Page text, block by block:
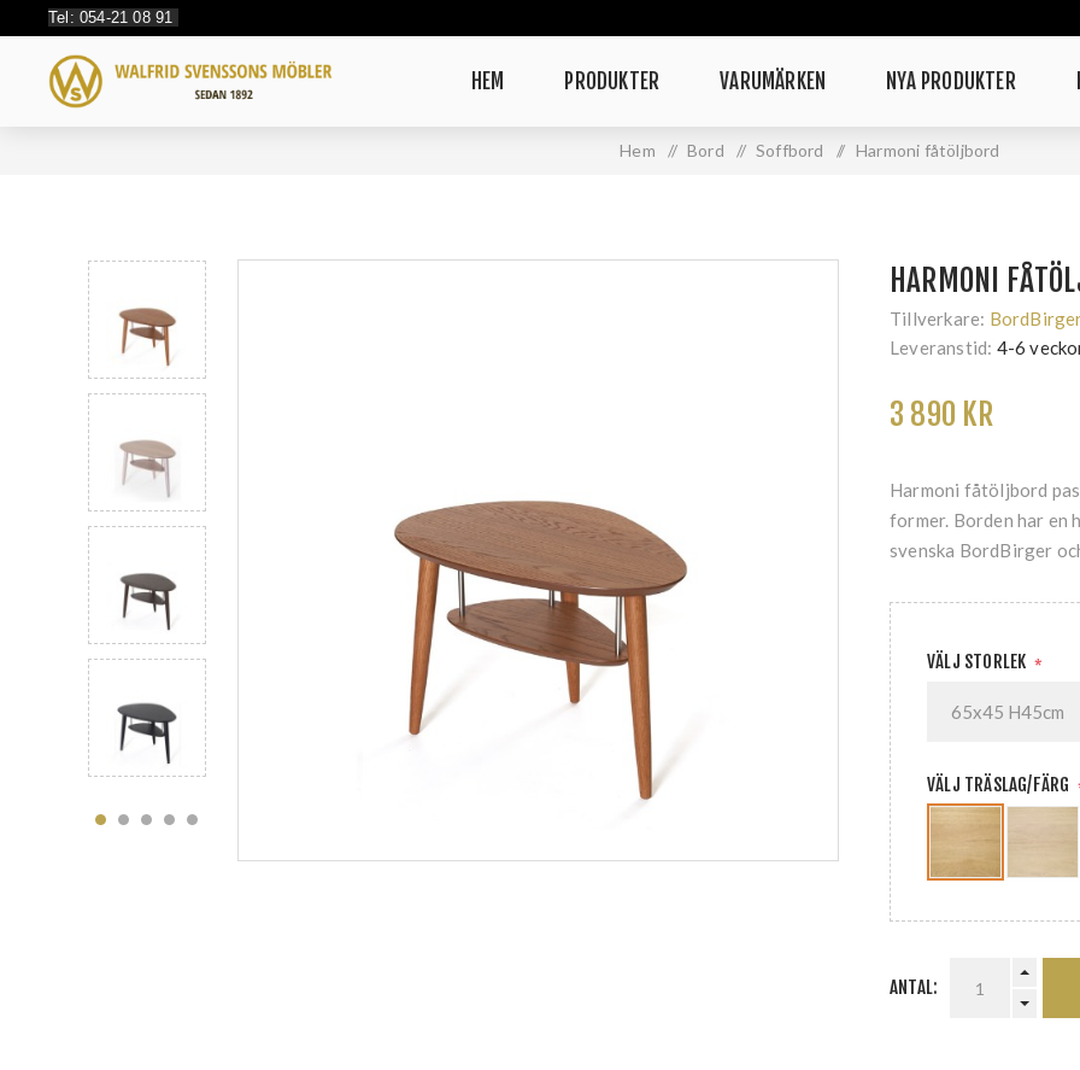
Tel: 054-21 08 91
HEM PRODUKTER VARUMÄRKEN NYA PRODUKTER
Hem / Bord / Soffbord / Harmoni fåtöljbord
HARMONI
Tillverkare:
Leveranstid: 4-6
3 890 KR
Harmoni fåtöljbord
former. Borden har
svenska BordBirger
VÄLJ STORLEK *
VÄLJ TRÄSLAG/FÄRG
ANTAL: